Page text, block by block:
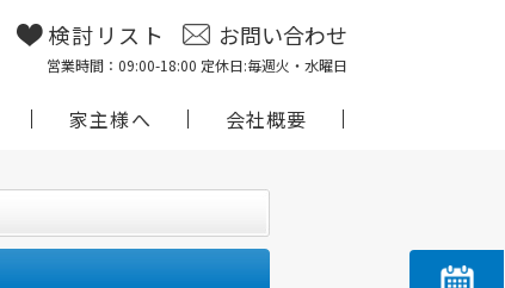
検討リスト お問い合わせ
営業時間：09:00-18:00 定休日:毎週火・水曜日
家主様へ 会社概要